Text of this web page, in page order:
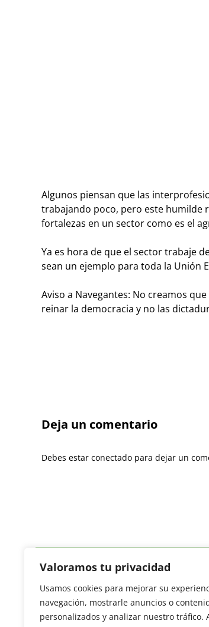
Valoramos tu privacidad
Usamos cookies para mejorar su
navegación, mostrarle anuncios o
personalizados y analizar nuestro tráfico.
Algunos piensan que las
trabajando poco, pero este humilde
fortalezas en un sector como es el
Ya es hora de que el sector trabaje
sean un ejemplo para toda la Unión
Aviso a Navegantes: No creamos
reinar la democracia y no las
Deja un comentario
Debes estar conectado para dejar un
Revista del Sector Hortofrutícola
C/ Presidente Cárdenas nº 10.